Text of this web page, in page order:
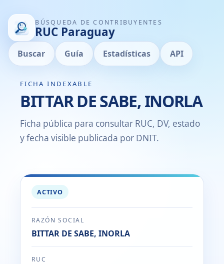
BÚSQUEDA DE CONTRIBUYENTES
RUC Paraguay
Buscar Guía Estadísticas API
FICHA INDEXABLE
BITTAR DE SABE, INORLA
Ficha pública para consultar RUC, DV, estado
y fecha visible publicada por DNIT.
ACTIVO
RAZÓN SOCIAL
BITTAR DE SABE, INORLA
RUC